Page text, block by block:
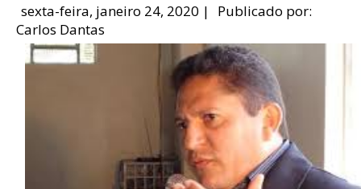
sexta-feira, janeiro 24, 2020 |
Publicado por:
Carlos Dantas